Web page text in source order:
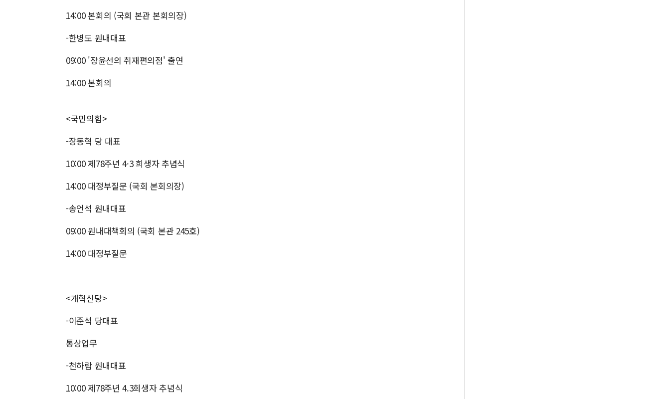
14:00 본회의 (국회 본관 본회의장)
-한병도 원내대표
09:00 '장윤선의 취재편의점' 출연
14:00 본회의
<국민의힘>
-장동혁 당 대표
10:00 제78주년 4·3 희생자 추념식
14:00 대정부질문 (국회 본회의장)
-송언석 원내대표
09:00 원내대책회의 (국회 본관 245호)
14:00 대정부질문
<개혁신당>
-이준석 당대표
통상업무
-천하람 원내대표
10:00 제78주년 4.3희생자 추념식